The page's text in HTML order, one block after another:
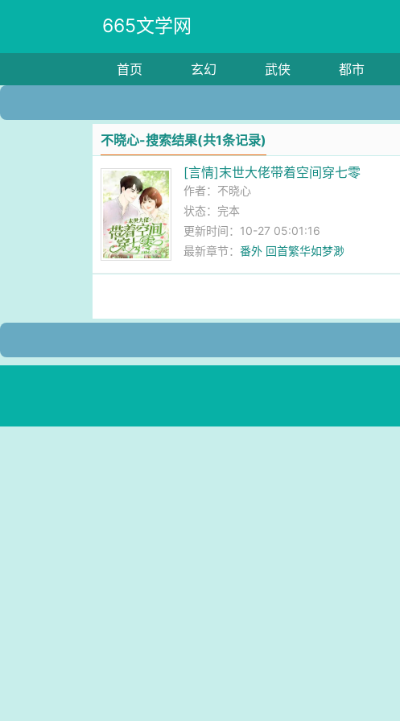
665文学网
首页 玄幻 武侠 都市
不晓心-搜索结果(共1条记录)
[言情]末世大佬带着空间穿七零
作者： 不晓心
状态：完本
更新时间：10-27 05:01:16
最新章节：番外 回首繁华如梦渺